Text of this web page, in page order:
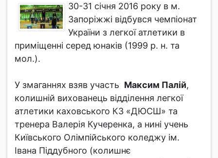
30-31 січня 2016 року в м.
Запоріжжі відбувся чемпіонат
України з легкої атлетики в
приміщенні серед юнаків (1999 р. н. та
мол.).
У змаганнях взяв участь Максим Палій,
колишній вихованець відділення легкої
атлетики каховського КЗ «ДЮСШ» та
тренера Валерія Кучеренка, а нині учень
Київського Олімпійського коледжу ім.
Івана Піддубного (колишнє